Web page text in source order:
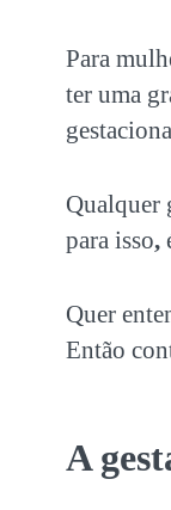
Para
ter uma
Qualquer
para isso,
Quer
Então
A